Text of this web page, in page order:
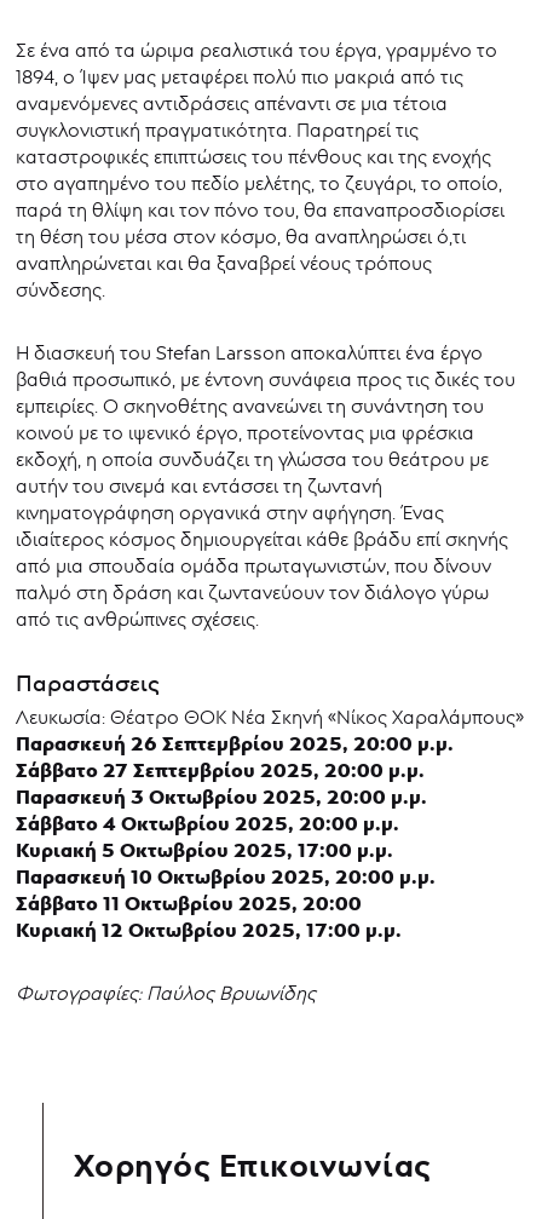
Σε ένα από τα ώριμα ρεαλιστικά του έργα, γραμμένο το
1894, ο Ίψεν μας μεταφέρει πολύ πιο μακριά από τις
αναμενόμενες αντιδράσεις απέναντι σε μια τέτοια
συγκλονιστική πραγματικότητα. Παρατηρεί τις
καταστροφικές επιπτώσεις του πένθους και της ενοχής
στο αγαπημένο του πεδίο μελέτης, το ζευγάρι, το οποίο,
παρά τη θλίψη και τον πόνο του, θα επαναπροσδιορίσει
τη θέση του μέσα στον κόσμο, θα αναπληρώσει ό,τι
αναπληρώνεται και θα ξαναβρεί νέους τρόπους
σύνδεσης.
Η διασκευή του Stefan Larsson αποκαλύπτει ένα έργο
βαθιά προσωπικό, με έντονη συνάφεια προς τις δικές του
εμπειρίες. Ο σκηνοθέτης ανανεώνει τη συνάντηση του
κοινού με το ιψενικό έργο, προτείνοντας μια φρέσκια
εκδοχή, η οποία συνδυάζει τη γλώσσα του θεάτρου με
αυτήν του σινεμά και εντάσσει τη ζωντανή
κινηματογράφηση οργανικά στην αφήγηση. Ένας
ιδιαίτερος κόσμος δημιουργείται κάθε βράδυ επί σκηνής
από μια σπουδαία ομάδα πρωταγωνιστών, που δίνουν
παλμό στη δράση και ζωντανεύουν τον διάλογο γύρω
από τις ανθρώπινες σχέσεις.
Παραστάσεις
Λευκωσία: Θέατρο ΘΟΚ Νέα Σκηνή «Νίκος Χαραλάμπους»
Παρασκευή 26 Σεπτεμβρίου 2025, 20:00 μ.μ.
Σάββατο 27 Σεπτεμβρίου 2025, 20:00 μ.μ.
Παρασκευή 3 Οκτωβρίου 2025, 20:00 μ.μ.
Σάββατο 4 Οκτωβρίου 2025, 20:00 μ.μ.
Κυριακή 5 Οκτωβρίου 2025, 17:00 μ.μ.
Παρασκευή 10 Οκτωβρίου 2025, 20:00 μ.μ.
Σάββατο 11 Οκτωβρίου 2025, 20:00
Κυριακή 12 Οκτωβρίου 2025, 17:00 μ.μ.
Φωτογραφίες: Παύλος Βρυωνίδης
Χορηγός Επικοινωνίας